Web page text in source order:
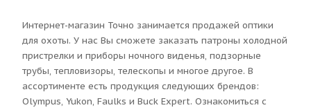
Интернет-магазин Точно занимается продажей оптики
для охоты. У нас Вы сможете заказать патроны холодной
пристрелки и приборы ночного виденья, подзорные
трубы, тепловизоры, телескопы и многое другое. В
ассортименте есть продукция следующих брендов:
Olympus, Yukon, Faulks и Buck Expert. Ознакомиться с